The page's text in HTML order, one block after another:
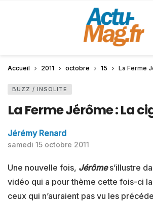
Accueil 2011 octobre 15 La Ferme
BUZZ / INSOLITE
La Ferme Jérôme : La
Jérémy Renard
samedi 15 octobre 2011
Une nouvelle fois, Jérômes’illustre
vidéo qui a pour thème cette fois-ci
ceux qui n’auraient pas vu les